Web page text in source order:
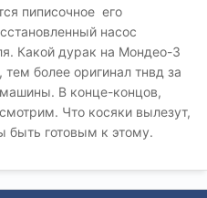
пиписочное его
насос
Какой дурак на Мондео-3
более оригинал тнвд за
В конце-концов,
Что косяки вылезут,
быть готовым к этому.